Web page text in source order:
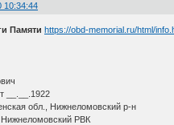
10:34:44
Памяти https://obd-memorial.ru/html/
__.__.1922
обл., Нижнеломовский р-н
РВК